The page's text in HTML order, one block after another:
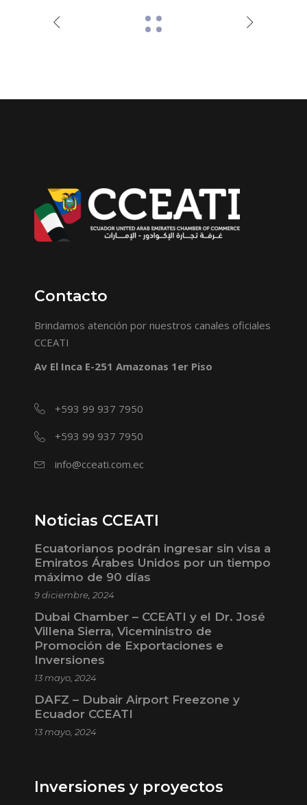
Contacto
Brindamos atención por nuestros canales oficiales
CCEATI
Av El Inca E-251 Amazonas 1er Piso
+593 99 937 7950
+593 99 937 7950
info@cceati.com.ec
Noticias CCEATI
Ecuatorianos podrán ingresar sin visa a
Emiratos Árabes Unidos por un tiempo
máximo de 90 días
9 diciembre, 2024
Dubai Chamber – CCEATI y el Dr. José
Villena Sierra, Viceministro de
Promoción de Exportaciones e
Inversiones
13 mayo, 2024
DAFZ – Dubair Airport Freezone y
Ecuador CCEATI
13 mayo, 2024
Inversiones y proyectos